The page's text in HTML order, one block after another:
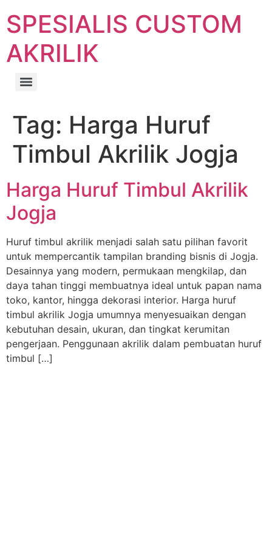
SPESIALIS CUSTOM
AKRILIK
Tag: Harga Huruf
Timbul Akrilik Jogja
Harga Huruf Timbul Akrilik
Jogja
Huruf timbul akrilik menjadi salah satu pilihan favorit
untuk mempercantik tampilan branding bisnis di Jogja.
Desainnya yang modern, permukaan mengkilap, dan
daya tahan tinggi membuatnya ideal untuk papan nama
toko, kantor, hingga dekorasi interior. Harga huruf
timbul akrilik Jogja umumnya menyesuaikan dengan
kebutuhan desain, ukuran, dan tingkat kerumitan
pengerjaan. Penggunaan akrilik dalam pembuatan huruf
timbul […]